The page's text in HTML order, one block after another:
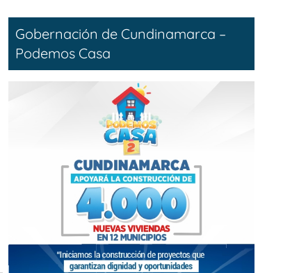
Gobernación de Cundinamarca –
Podemos Casa